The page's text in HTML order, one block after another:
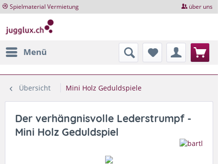
Spielmaterial Vermietung über uns
Menü
Übersicht Mini Holz Geduldspiele
Der verhängnisvolle Lederstrumpf -
Mini Holz Geduldspiel